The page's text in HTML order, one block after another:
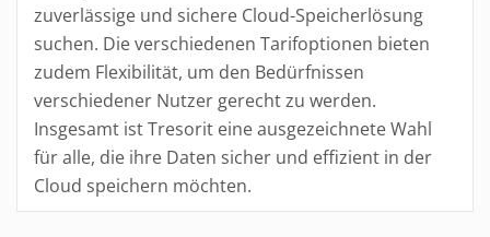
zuverlässige und sichere Cloud-Speicherlösung
suchen. Die verschiedenen Tarifoptionen bieten
zudem Flexibilität, um den Bedürfnissen
verschiedener Nutzer gerecht zu werden.
Insgesamt ist Tresorit eine ausgezeichnete Wahl
für alle, die ihre Daten sicher und effizient in der
Cloud speichern möchten.